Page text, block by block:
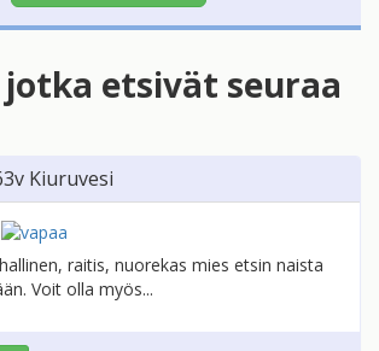
jotka etsivät seuraa
Kiuruvesi
raitis, nuorekas mies etsin naista
Voit olla myös...